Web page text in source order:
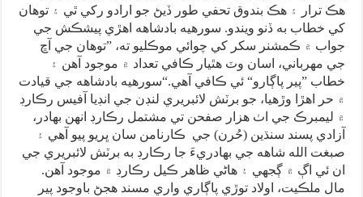
هڪ ترار ۽ هڪ بندوق تحفي طور ڏيڻ جو ارادو رکي ٿي ۽ توهان
کي خطاب به ڏنو ويندو. سورهيه بادشاهه اهڙي پيشڪش جي
جواب ۾ ڪمشنر سکر کي چوائي موڪليو ته، ”توهان جي آڇ
جي مهرباني، اسان وٽ هٿيار ڪافي تعداد ۾ موجود آهن ۽
خطاب ”پير پاڳارو“ ئي ڪافي آهي.“سورهيه بادشاهه جي قيادت
۾ حر اهڙا وڙهيا، جو برٽش لائبريري لنڊن جي انڊيا آفيس رڪارڊ
۾ ليمبرڪ جي اٺ هزار صفحن تي مشتمل رڪارڊ انهن بهادر،
آزادي پسند سنڌين (حُرن) جي ڪارنامن سان ڀريو پيو آهي ۽
صبغت الله شاهه جي بهادريءَ جا رڪارڊ به برٽش لائبريري جي
ان ئي اڳ ۾ ڳجهي ۽ هاڻي ظاهر ڪيل رڪارڊ ۾ موجود آهن.
مال ملڪيت، اولاد توڙي پاڳاري واري مسند هجڻ باوجود پير